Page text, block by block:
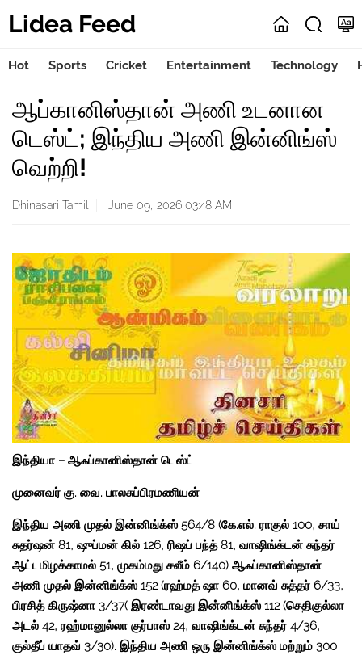
Lidea Feed
Hot Sports Cricket Entertainment Technology
ஆப்கானிஸ்தான் அணி உடனான
டெஸ்ட்; இந்திய அணி இன்னிங்ஸ்
வெற்றி!
Dhinasari Tamil June 09, 2026 03:48 AM
இந்தியா – ஆஃப்கானிஸ்தான் டெஸ்ட்
முனைவர் கு. வை. பாலசுப்பிரமணியன்
இந்திய அணி முதல் இன்னிங்க்ஸ் 564/8 (கே.எல். ராகுல் 100, சாய்
சுதர்ஷன் 81, ஷுப்மன் கில் 126, ரிஷப் பந்த் 81, வாஷிங்க்டன் சுந்தர்
ஆட்டமிழக்காமல் 51, முகம்மது சலீம் 6/140) ஆஃப்கானிஸ்தான்
அணி முதல் இன்னிங்க்ஸ் 152 (ரஹ்மத் ஷா 60, மானவ் சுத்தர் 6/33,
பிரசித் கிருஷ்னா 3/37( இரண்டாவது இன்னிங்க்ஸ் 112 (செதிகுல்லா
அடல் 42, ரஹ்மானுல்லா குர்பாஸ் 24, வாஷிங்க்டன் சுந்தர் 4/36,
குல்தீப் யாதவ் 3/30). இந்திய அணி ஒரு இன்னிங்க்ஸ் மற்றும் 300